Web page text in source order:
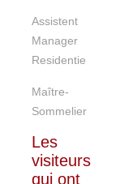
Assistent
Manager
Residentie
Maître-
Sommelier
Les
visiteurs
qui ont